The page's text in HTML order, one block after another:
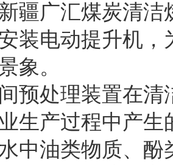
疆广汇煤炭清
装电动提升机
象。
预处理装置在
生产过程中产
中油类物质、